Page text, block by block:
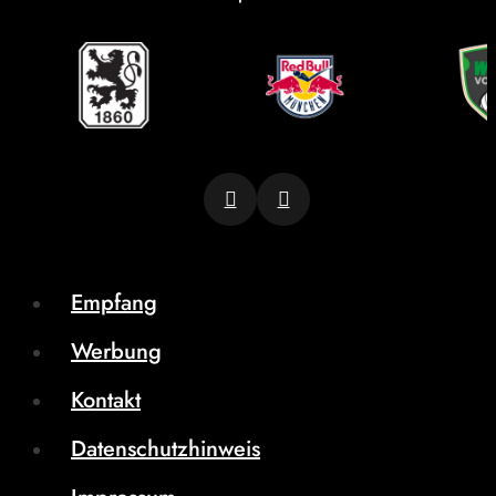
Empfang
Werbung
Kontakt
Datenschutzhinweis